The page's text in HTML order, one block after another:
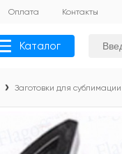
Оплата Контакты
Каталог
Заготовки для сублимации